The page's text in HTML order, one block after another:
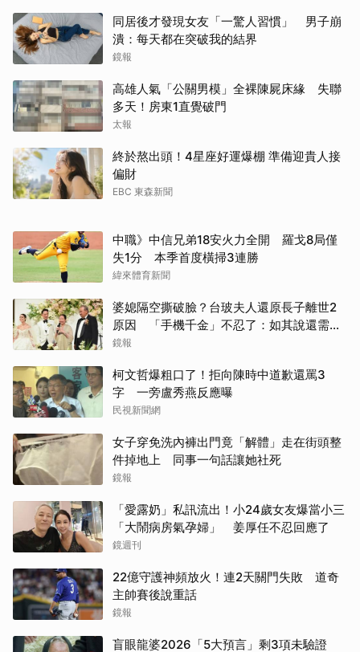
同居後才發現女友「一驚人習慣」 男子崩
潰：每天都在突破我的結界
鏡報
高雄人氣「公關男模」全裸陳屍床緣 失聯
多天！房東1直覺破門
太報
終於熬出頭！4星座好運爆棚 準備迎貴人接
偏財
EBC 東森新聞
中職》中信兄弟18安火力全開 羅戈8局僅
失1分 本季首度橫掃3連勝
緯來體育新聞
婆媳隔空撕破臉？台玻夫人還原長子離世2
原因 「手機千金」不忍了：如其說還需要
離開嗎？
鏡報
柯文哲爆粗口了！拒向陳時中道歉還罵3
字 一旁盧秀燕反應曝
民視新聞網
女子穿免洗內褲出門竟「解體」走在街頭整
件掉地上 同事一句話讓她社死
鏡報
「愛露奶」私訊流出！小24歲女友爆當小三
「大鬧病房氣孕婦」 姜厚任不忍回應了
鏡週刊
22億守護神頻放火！連2天關門失敗 道奇
主帥賽後說重話
鏡報
盲眼龍婆2026「5大預言」剩3項未驗證